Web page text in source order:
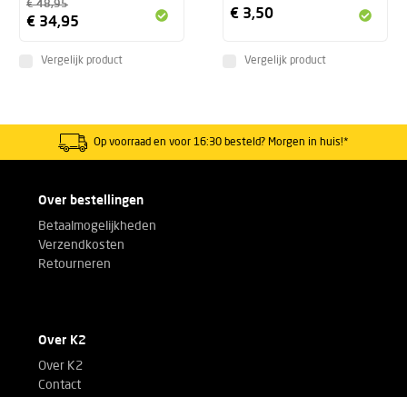
€ 48,95
€ 34,95
Vergelijk product
€ 3,50
Vergelijk product
Op voorraad en voor 16:30 besteld? Morgen in huis!*
Over bestellingen
Betaalmogelijkheden
Verzendkosten
Retourneren
Over K2
Over K2
Contact